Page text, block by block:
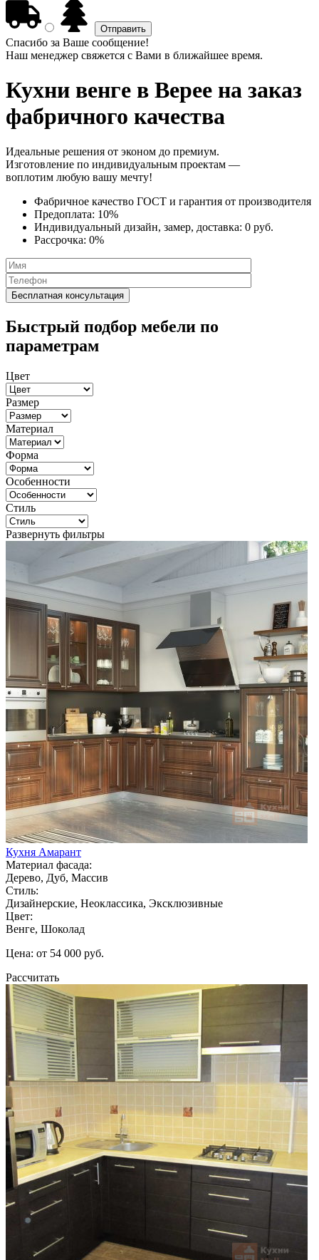
Спасибо за Ваше сообщение!
Наш менеджер свяжется с Вами в ближайшее время.
Кухни венге в Верее на заказ
фабричного качества
Идеальные решения от эконом до премиум.
Изготовление по индивидуальным проектам —
воплотим любую вашу мечту!
Фабричное качество ГОСТ и гарантия от производителя
Предоплата: 10%
Индивидуальный дизайн, замер, доставка: 0 руб.
Рассрочка: 0%
Быстрый подбор мебели по
параметрам
Цвет
Размер
Материал
Форма
Особенности
Стиль
Развернуть фильтры
Кухня Амарант
Материал фасада:
Дерево, Дуб, Массив
Стиль:
Дизайнерские, Неоклассика, Эксклюзивные
Цвет:
Венге, Шоколад
Цена: от 54 000 руб.
Рассчитать